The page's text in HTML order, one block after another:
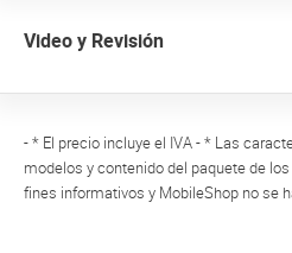
Video y Revisión
- * El precio incluye el IVA - * Las
modelos y contenido del paquete de
fines informativos y MobileShop no se